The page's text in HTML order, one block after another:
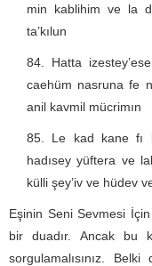
min kablihim ve la
ta’kılun
Hatta
caehüm nasruna fe
anil kavmil mücrimın
Le kad kane fı
hadısey yüftera ve
külli şey’iv ve hüdev
Eşinin Seni Sevmesi
bir duadır. Ancak bu
sorgulamalısınız.